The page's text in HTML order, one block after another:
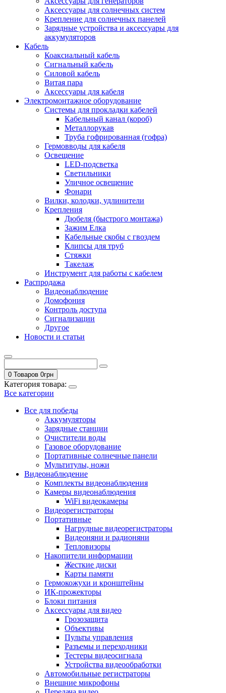
Аксессуары для солнечных систем
Крепление для солнечных панелей
Зарядные устройства и аксессуары для
аккумуляторов
Кабель
Коаксиальный кабель
Сигнальный кабель
Силовой кабель
Витая пара
Аксессуары для кабеля
Электромонтажное оборудование
Системы для прокладки кабелей
Кабельный канал (короб)
Металлорукав
Труба гофрированная (гофра)
Гермовводы для кабеля
Освещение
LED-подсветка
Светильники
Уличное освещение
Фонари
Вилки, колодки, удлинители
Крепления
Дюбеля (быстрого монтажа)
Зажим Елка
Кабельные скобы с гвоздем
Клипсы для труб
Стяжки
Такелаж
Инструмент для работы с кабелем
Распродажа
Видеонаблюдение
Домофония
Контроль доступа
Сигнализации
Другое
Новости и статьи
0 Товаров 0грн
Категория товара:
Все категории
Все для победы
Аккумуляторы
Зарядные станции
Очистители воды
Газовое оборудование
Портативные солнечные панели
Мультитулы, ножи
Видеонаблюдение
Комплекты видеонаблюдения
Камеры видеонаблюдения
WiFi видеокамеры
Видеорегистраторы
Портативные
Нагрудные видеорегистраторы
Видеоняни и радионяни
Тепловизоры
Накопители информации
Жесткие диски
Карты памяти
Гермокожухи и кронштейны
ИК-прожекторы
Блоки питания
Аксессуары для видео
Грозозащита
Объективы
Пульты управления
Разъемы и переходники
Тестеры видеосигнала
Устройства видеообработки
Автомобильные регистраторы
Внешние микрофоны